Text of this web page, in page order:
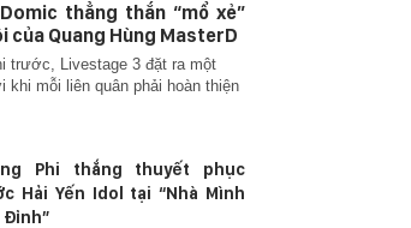
thẳng thắn “mổ xẻ”
của Quang Hùng MasterD
trước, Livestage 3 đặt ra một
khi mỗi liên quân phải hoàn thiện
Phi thắng thuyết phục
Hải Yến Idol tại “Nhà Mình
Đỉnh”